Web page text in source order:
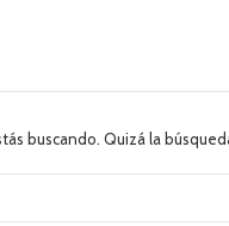
buscando. Quizá la